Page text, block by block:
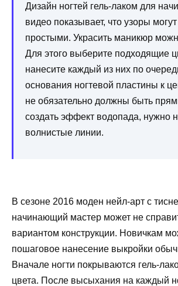
Дизайн ногтей гель-лаком для
видео показывает, что узоры
простыми. Украсить маникюр
Для этого выберите подходящие
нанесите каждый из них по
основания ногтевой пластины к
не обязательно должны быть
создать эффект водопада, нужно
волнистые линии.
В сезоне 2016 моден нейл-арт с
начинающий мастер может не
вариантом конструкции. Новичкам
пошаговое нанесение выкройки
Вначале ногти покрываются гель-
цвета. После высыхания на каждый